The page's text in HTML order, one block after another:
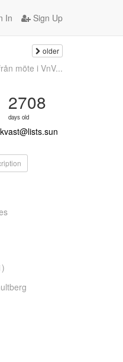
In Sign Up
older
möte i VnV...
2708
days old